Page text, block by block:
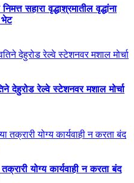
सहारा वृद्धाश्रमातील वृद्धांना
भेट
देहुरोड रेल्वे स्टेशनवर मशाल मोर्चा
योग्य कार्यवाही न करता बंद